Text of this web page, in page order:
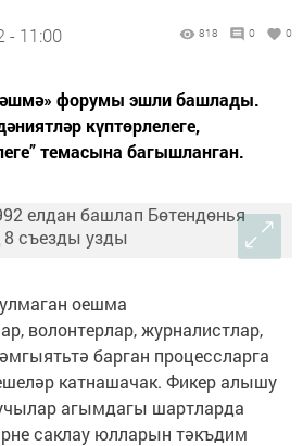
- 11:00 818 0 0
форумы эшли башлады.
күптөрлелеге,
темасына багышланган.
оешма
волонтерлар, журналистлар,
барган процессларга
катнашачак. Фикер алышу
агымдагы шартларда
саклау юлларын тәкъдим